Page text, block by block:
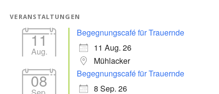
VERANSTALTUNGEN
11
Aug.
Begegnungscafé für Trauernde
11 Aug. 26
Mühlacker
08
Begegnungscafé für Trauernde
8 Sep. 26